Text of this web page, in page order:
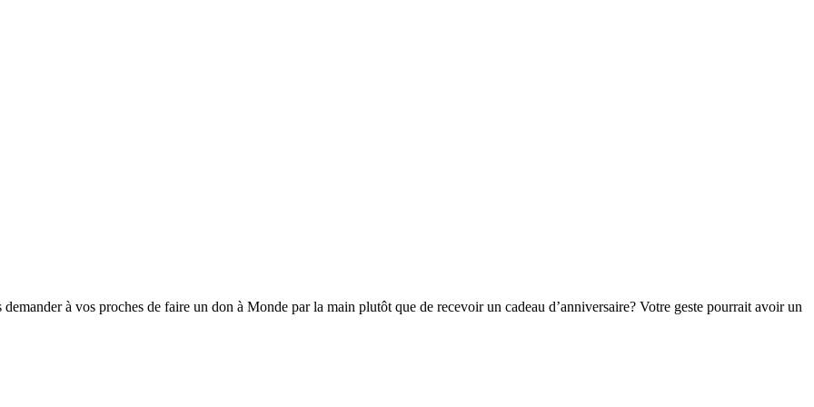
à vos proches de faire un don à Monde par la main plutôt que de recevoir un cadeau d’anniversaire? Votre geste pourrait avoir un